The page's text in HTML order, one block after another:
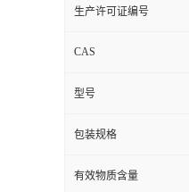
生产许可证编号
CAS
型号
包装规格
有效物质含量